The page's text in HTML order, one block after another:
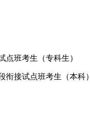
点班考生（专科生）
衔接试点班考生（本科）